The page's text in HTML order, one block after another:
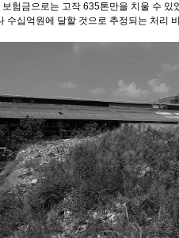
험금으로는 고작 635톤만을 치울 수
수십억원에 달할 것으로 추정되는 처리